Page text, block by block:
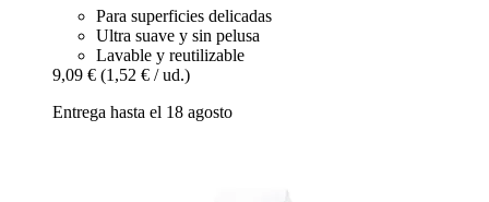
Para superficies delicadas
Ultra suave y sin pelusa
Lavable y reutilizable
9,09 € (1,52 € / ud.)
Entrega hasta el 18 agosto